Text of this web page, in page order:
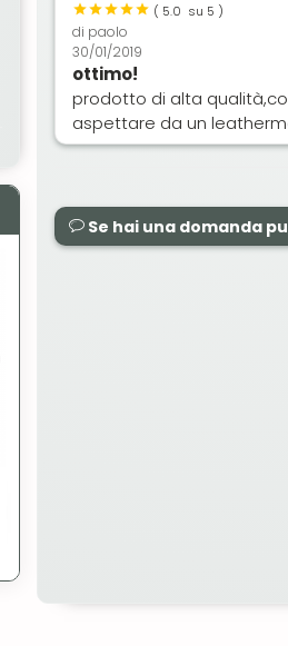
( 5.0 su 5 )
di paolo
30/01/2019
ottimo!
prodotto di alta
aspettare da un
Se hai una domanda